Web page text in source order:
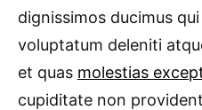
dignissimos ducimus
voluptatum deleniti
et quas molestias
cupiditate non